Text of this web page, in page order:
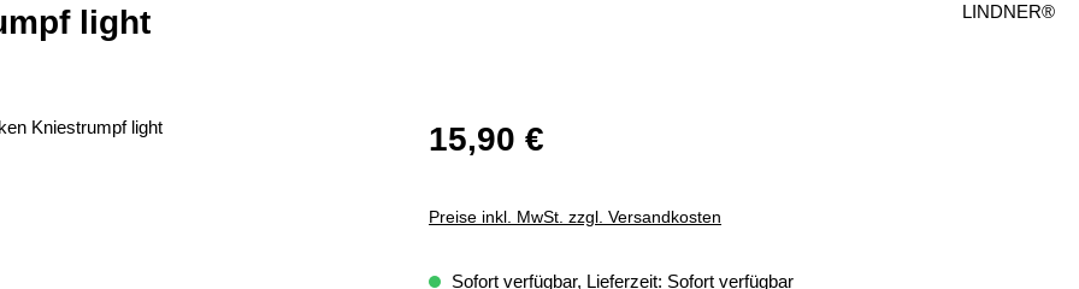
light LINDNER®
15,90 €
Preise inkl. MwSt. zzgl. Versandkosten
Sofort verfügbar, Lieferzeit: Sofort verfügbar